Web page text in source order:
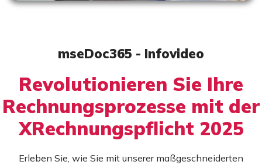
mseDoc365 - Infovideo
Revolutionieren Sie Ihre
Rechnungsprozesse mit der
XRechnungspflicht 2025
Erleben Sie, wie Sie mit unserer maßgeschneiderten